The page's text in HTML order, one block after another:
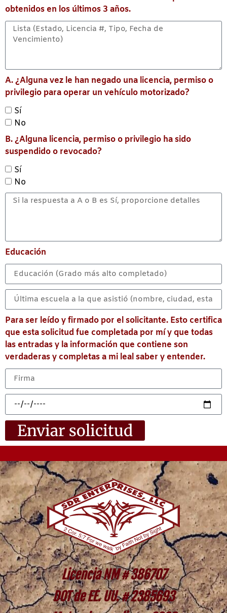
obtenidos en los últimos 3 años.
A. ¿Alguna vez le han negado una licencia, permiso o
privilegio para operar un vehículo motorizado?
Sí
No
B. ¿Alguna licencia, permiso o privilegio ha sido
suspendido o revocado?
Sí
No
Educación
Para ser leído y firmado por el solicitante. Esto certifica
que esta solicitud fue completada por mí y que todas
las entradas y la información que contiene son
verdaderas y completas a mi leal saber y entender.
Enviar solicitud
Licencia NM # 386707
DOT de EE. UU. # 2385693